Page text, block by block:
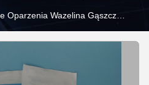
Oparzenia Wazelina Gąszcz